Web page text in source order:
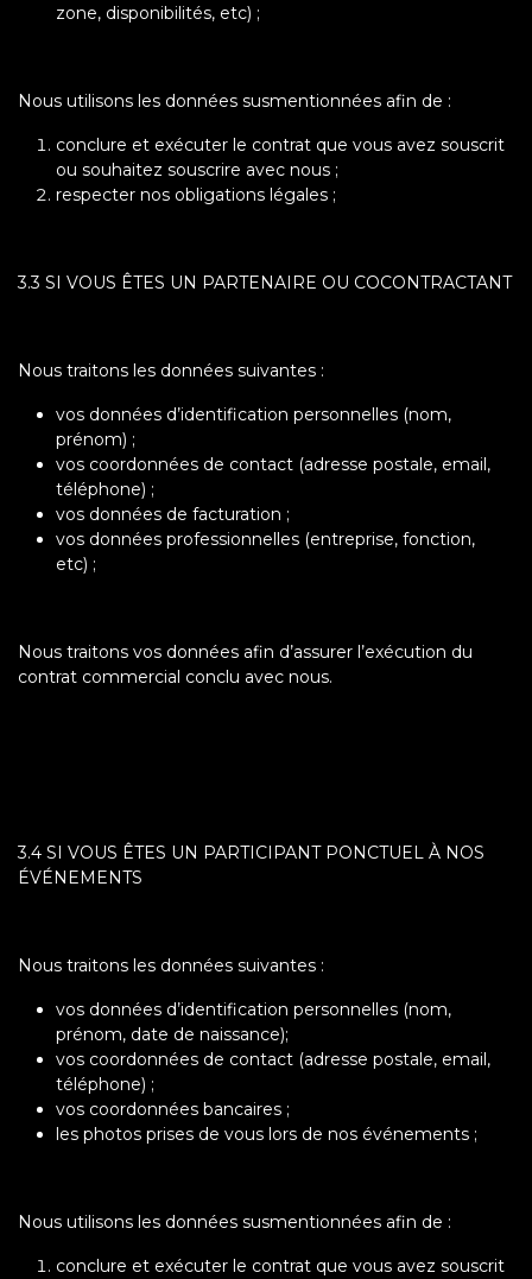
zone, disponibilités, etc) ;
Nous utilisons les données susmentionnées afin de :
conclure et exécuter le contrat que vous avez souscrit
ou souhaitez souscrire avec nous ;
respecter nos obligations légales ;
3.3 SI VOUS ÊTES UN PARTENAIRE OU COCONTRACTANT
Nous traitons les données suivantes :
vos données d’identification personnelles (nom,
prénom) ;
vos coordonnées de contact (adresse postale, email,
téléphone) ;
vos données de facturation ;
vos données professionnelles (entreprise, fonction,
etc) ;
Nous traitons vos données afin d’assurer l’exécution du
contrat commercial conclu avec nous.
3.4 SI VOUS ÊTES UN PARTICIPANT PONCTUEL À NOS
ÉVÉNEMENTS
Nous traitons les données suivantes :
vos données d’identification personnelles (nom,
prénom, date de naissance);
vos coordonnées de contact (adresse postale, email,
téléphone) ;
vos coordonnées bancaires ;
les photos prises de vous lors de nos événements ;
Nous utilisons les données susmentionnées afin de :
conclure et exécuter le contrat que vous avez souscrit